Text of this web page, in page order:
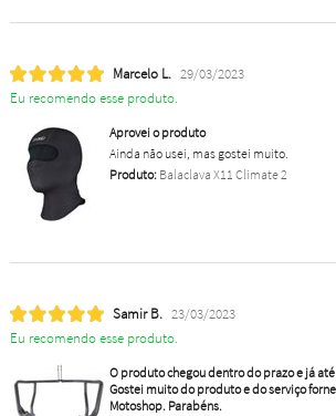
Marcelo L. 29/03/2023
Eu recomendo esse produto.
Aprovei o produto
Ainda não usei, mas gostei muito.
Produto:Balaclava X11 Climate 2
Samir B. 23/03/2023
Eu recomendo esse produto.
O produto chegou dentro do prazo e já
Gostei muito do produto e do serviço
Motoshop. Parabéns.